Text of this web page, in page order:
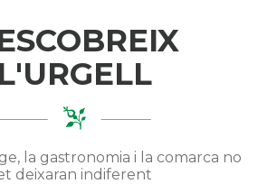
L'URGELL
la gastronomia i la comarca no
deixaran indiferent